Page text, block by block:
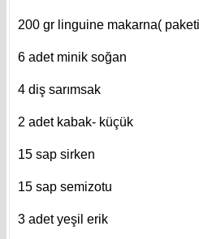
200 gr linguine makarna(
6 adet minik soğan
4 diş sarımsak
2 adet kabak- küçük
15 sap sirken
15 sap semizotu
3 adet yeşil erik